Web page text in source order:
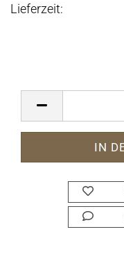
Lieferzeit: